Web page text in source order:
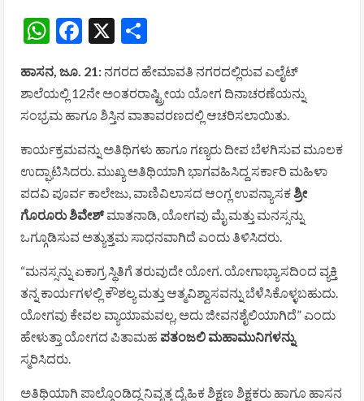
WhatsApp
Facebook
X
ಹಾಸನ, ಜೂ. 21: ನಗರದ ಹೇಮಾವತಿ ನಗರದಲ್ಲಿರುವ ಎಲೈಟ್
ಶಾಲೆಯಲ್ಲಿ 12ನೇ ಅಂತರರಾಷ್ಟ್ರೀಯ ಯೋಗ ದಿನಾಚರಣೆಯನ್ನು
ಸಂಭ್ರಮ ಹಾಗೂ ಶಿಸ್ತಿನ ವಾತಾವರಣದಲ್ಲಿ ಆಚರಿಸಲಾಯಿತು.
ಕಾರ್ಯಕ್ರಮವನ್ನು ಅತಿಥಿಗಳು ಹಾಗೂ ಗಣ್ಯರು ದೀಪ ಬೆಳಗಿಸುವ ಮೂಲಕ
ಉದ್ಘಾಟಿಸಿದರು. ಮುಖ್ಯ ಅತಿಥಿಯಾಗಿ ಭಾಗವಹಿಸಿದ್ದ ಸರ್ಕಾರಿ ಮಹಿಳಾ
ಪದವಿ ಪೂರ್ವ ಕಾಲೇಜು, ವಾಣಿವಿಲಾಸದ ಆಂಗ್ಲ ಉಪನ್ಯಾಸಕಶ್ರೀ
ಗೊರೂರು ಶಿವೇಶ್ಮಾತನಾಡಿ, ಯೋಗವು ಮೈ ಮತ್ತು ಮನಸ್ಸನ್ನು
ಒಗ್ಗೂಡಿಸುವ ಅತ್ಯುತ್ತಮ ಸಾಧನವಾಗಿದೆ ಎಂದು ತಿಳಿಸಿದರು.
“ಮನಸ್ಸನ್ನು ಏಕಾಗ್ರ ಸ್ಥಿತಿಗೆ ತರುವುದೇ ಯೋಗ. ಯೋಗಾಭ್ಯಾಸದಿಂದ ವ್ಯಕ್ತಿ
ತನ್ನ ಕಾರ್ಯಗಳಲ್ಲಿ ಕೌಶಲ್ಯ ಮತ್ತು ಆತ್ಮವಿಶ್ವಾಸವನ್ನು ಬೆಳೆಸಿಕೊಳ್ಳಬಹುದು.
ಯೋಗವು ಕೇವಲ ವ್ಯಾಯಾಮವಲ್ಲ, ಅದು ಜೀವನಶೈಲಿಯಾಗಿದೆ” ಎಂದು
ಹೇಳುತ್ತಾ ಯೋಗದ ಪಿತಾಮಹ ಪತಂಜಲಿ ಮಹಾಮುನಿಗಳನ್ನು
ಸ್ಮರಿಸಿದರು.
ಅತಿಥಿಯಾಗಿ ಪಾಲ್ಗೊಂಡಿದ್ದ ನಿವೃತ್ತ ದೈಹಿಕ ಶಿಕ್ಷಣ ಶಿಕ್ಷಕರು ಹಾಗೂ ಹಾಸನ